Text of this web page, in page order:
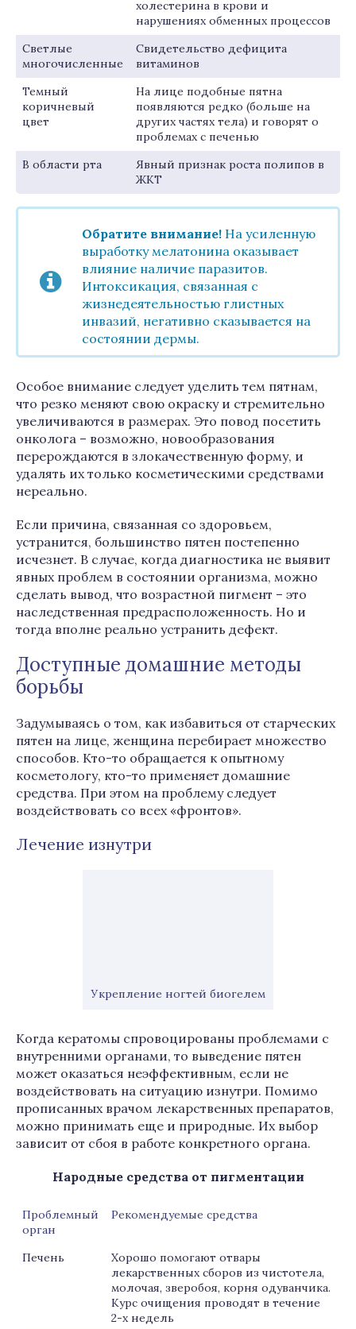
холестерина в крови и
нарушениях обменных процессов
Светлые
многочисленные
Свидетельство дефицита
витаминов
Темный
коричневый
цвет
На лице подобные пятна
появляются редко (больше на
других частях тела) и говорят о
проблемах с печенью
В области рта
Явный признак роста полипов в
ЖКТ
Обратите внимание! На усиленную
выработку мелатонина оказывает
влияние наличие паразитов.
Интоксикация, связанная с
жизнедеятельностью глистных
инвазий, негативно сказывается на
состоянии дермы.
Особое внимание следует уделить тем пятнам,
что резко меняют свою окраску и стремительно
увеличиваются в размерах. Это повод посетить
онколога – возможно, новообразования
перерождаются в злокачественную форму, и
удалять их только косметическими средствами
нереально.
Если причина, связанная со здоровьем,
устранится, большинство пятен постепенно
исчезнет. В случае, когда диагностика не выявит
явных проблем в состоянии организма, можно
сделать вывод, что возрастной пигмент – это
наследственная предрасположенность. Но и
тогда вполне реально устранить дефект.
Доступные домашние методы
борьбы
Задумываясь о том, как избавиться от старческих
пятен на лице, женщина перебирает множество
способов. Кто-то обращается к опытному
косметологу, кто-то применяет домашние
средства. При этом на проблему следует
воздействовать со всех «фронтов».
Лечение изнутри
Укрепление ногтей биогелем
Когда кератомы спровоцированы проблемами с
внутренними органами, то выведение пятен
может оказаться неэффективным, если не
воздействовать на ситуацию изнутри. Помимо
прописанных врачом лекарственных препаратов,
можно принимать еще и природные. Их выбор
зависит от сбоя в работе конкретного органа.
Народные средства от пигментации
Проблемный
орган
Рекомендуемые средства
Печень
Хорошо помогают отвары
лекарственных сборов из чистотела,
молочая, зверобоя, корня одуванчика.
Курс очищения проводят в течение
2-х недель